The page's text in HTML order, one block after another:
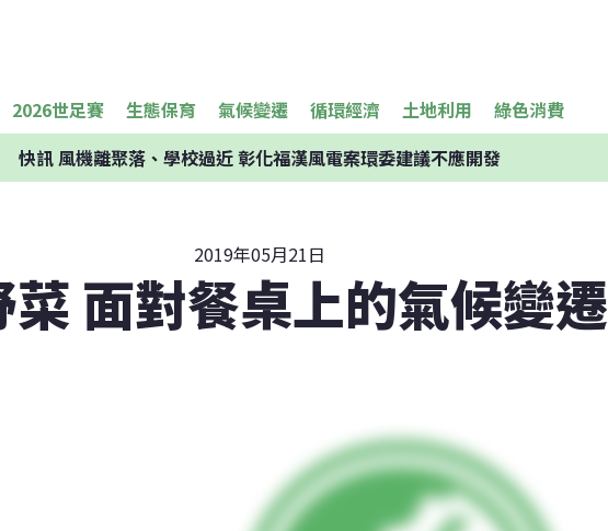
2026世足賽 生態保育 氣候變遷 循環經濟 土地利用 綠色消費
快訊風機離聚落、學校過近 彰化福漢風電案環委建議不應開發
2019年05月21日
菜 面對餐桌上的氣候變遷